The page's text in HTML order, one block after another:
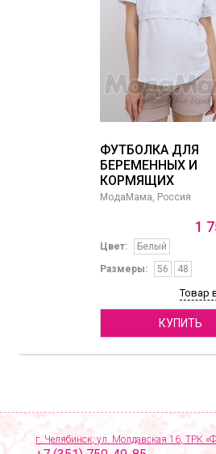
ФУТБОЛКА ДЛЯ
БЕРЕМЕННЫХ И
КОРМЯЩИХ
МодаМама, Россия
1
Цвет:
Белый
Размеры:
56 48
Товар
КУПИТЬ
г. Челябинск, ул. Молдавская 16, ТРК